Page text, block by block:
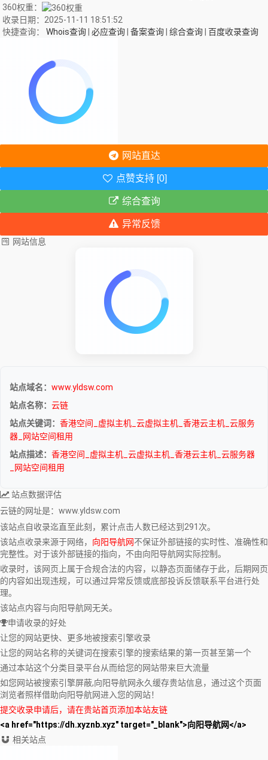
360权重：
收录日期：2025-11-11 18:51:52
快捷查询： Whois查询 必应查询 备案查询 综合查询 百度收录查询
网站直达
点赞支持 [0]
综合查询
异常反馈
网站信息
站点域名： www.yldsw.com
站点名称： 云链
站点关键词： 香港空间_虚拟主机_云虚拟主机_香港云主机_云服务
器_网站空间租用
站点描述： 香港空间_虚拟主机_云虚拟主机_香港云主机_云服务器
_网站空间租用
站点数据评估
云链的网址是：www.yldsw.com
该站点自收录迄直至此刻，累计点击人数已经达到291次。
该站点收录来源于网络， 向阳导航网不保证外部链接的实时性、准确性和
完整性。对于该外部链接的指向，不由向阳导航网实际控制。
收录时，该网页上属于合规合法的内容，以静态页面储存于此，后期网页
的内容如出现违规，可以通过异常反馈或底部投诉反馈联系平台进行处
理。
该站点内容与向阳导航网无关。
申请收录的好处
让您的网站更快、更多地被搜索引擎收录
让您的网站名称的关键词在搜索引擎的搜索结果的第一页甚至第一个
通过本站这个分类目录平台从而给您的网站带来巨大流量
如您网站被搜索引擎屏蔽,向阳导航网永久缓存贵站信息，通过这个页面
浏览者照样借助向阳导航网进入您的网站！
提交收录申请后，请在贵站首页添加本站友链
<a href="https://dh.xyznb.xyz" target="_blank">向阳导航网</a>
相关站点